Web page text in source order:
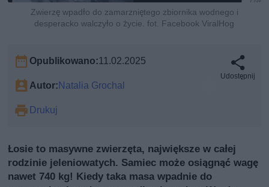
Zwierzę wpadło do zamarzniętego zbiornika wodnego i
desperacko walczyło o życie. fot. Facebook ViralHog
Opublikowano:11.02.2025
Autor:Natalia Grochal
Drukuj
Udostępnij
Łosie to masywne zwierzęta, największe w całej
rodzinie jeleniowatych. Samiec może osiągnąć wagę
nawet 740 kg! Kiedy taka masa wpadnie do